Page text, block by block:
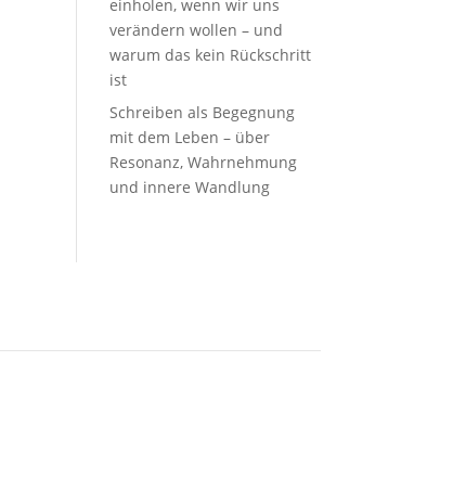
einholen, wenn wir uns
verändern wollen – und
warum das kein Rückschritt
ist
Schreiben als Begegnung
mit dem Leben – über
Resonanz, Wahrnehmung
und innere Wandlung